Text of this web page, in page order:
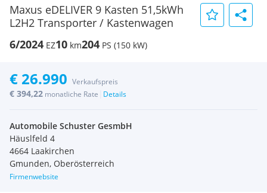
Maxus eDELIVER 9 Kasten 51,5kWh
L2H2 Transporter / Kastenwagen
6/2024 EZ10 km204 PS (150 kW)
€ 26.990 Verkaufspreis
€ 394,22 monatliche Rate Details
Automobile Schuster GesmbH
Häuslfeld 4
4664 Laakirchen
Gmunden, Oberösterreich
Firmenwebsite